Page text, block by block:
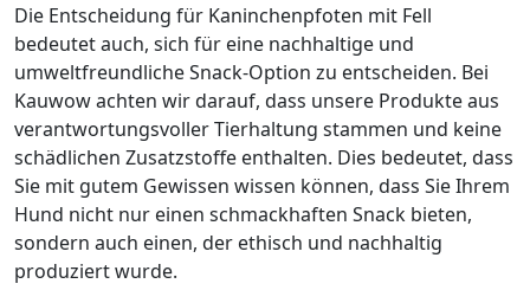
Die Entscheidung für Kaninchenpfoten mit Fell
bedeutet auch, sich für eine nachhaltige und
umweltfreundliche Snack-Option zu entscheiden. Bei
Kauwow achten wir darauf, dass unsere Produkte aus
verantwortungsvoller Tierhaltung stammen und keine
schädlichen Zusatzstoffe enthalten. Dies bedeutet, dass
Sie mit gutem Gewissen wissen können, dass Sie Ihrem
Hund nicht nur einen schmackhaften Snack bieten,
sondern auch einen, der ethisch und nachhaltig
produziert wurde.